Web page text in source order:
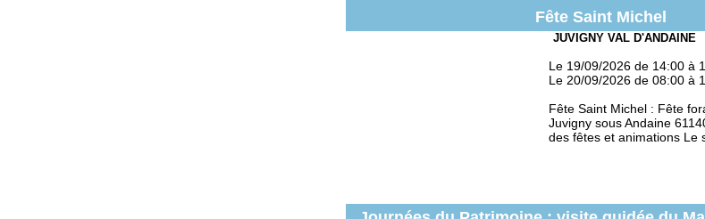
Fête Saint Michel
JUVIGNY VAL D'ANDAINE
Le 19/09/2026 de 14:00 à
Le 20/09/2026 de 08:00 à
Fête Saint Michel : Fête
Juvigny sous Andaine
des fêtes et animations Le